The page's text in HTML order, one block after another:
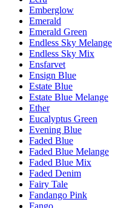
Emberglow
Emerald
Emerald Green
Endless Sky Melange
Endless Sky Mix
Ensfarvet
Ensign Blue
Estate Blue
Estate Blue Melange
Ether
Eucalyptus Green
Evening Blue
Faded Blue
Faded Blue Melange
Faded Blue Mix
Faded Denim
Fairy Tale
Fandango Pink
Fango